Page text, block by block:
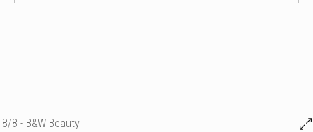
8/8 - B&W Beauty